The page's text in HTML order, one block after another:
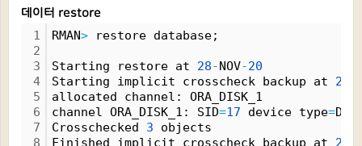
데이터 restore
1
2
3
4
5
6
7
8
RMAN> restore database;
Starting restore at 28-NOV-20
Starting implicit crosscheck backup at 28
allocated channel: ORA_DISK_1
channel ORA_DISK_1: SID=17 device type=
Crosschecked 3 objects
Finished implicit crosscheck backup at 28